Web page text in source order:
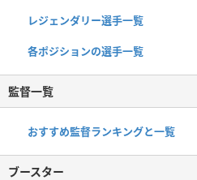
レジェンダリー選手一覧
各ポジションの選手一覧
監督一覧
おすすめ監督ランキングと一覧
ブースター